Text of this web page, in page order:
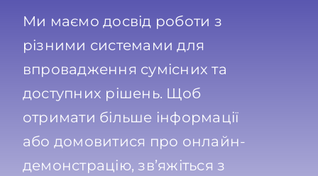
Ми маємо досвід роботи з
різними системами для
впровадження сумісних та
доступних рішень. Щоб
отримати більше інформації
або домовитися про онлайн-
демонстрацію, зв’яжіться з